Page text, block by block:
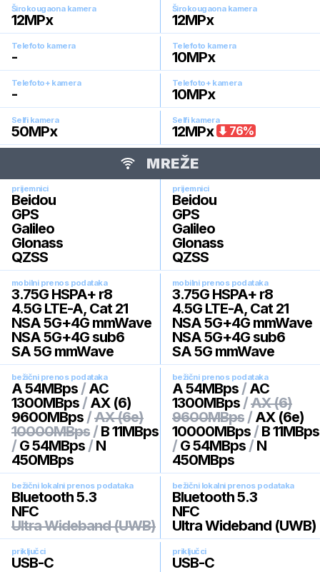
Širokougaona kamera
12MPx
Širokougaona kamera
12MPx
Telefoto kamera
-
Telefoto kamera
10MPx
Telefoto+ kamera
-
Telefoto+ kamera
10MPx
Selfi kamera
50MPx
Selfi kamera
12MPx 76%
MREŽE
prijemnici
Beidou
GPS
Galileo
Glonass
QZSS
prijemnici
Beidou
GPS
Galileo
Glonass
QZSS
mobilni prenos podataka
3.75G HSPA+ r8
4.5G LTE-A, Cat 21
NSA 5G+4G mmWave
NSA 5G+4G sub6
SA 5G mmWave
mobilni prenos podataka
3.75G HSPA+ r8
4.5G LTE-A, Cat 21
NSA 5G+4G mmWave
NSA 5G+4G sub6
SA 5G mmWave
bežični prenos podataka
A 54MBps / AC
1300MBps / AX (6)
9600MBps /AX (6e)
10000MBps / B 11MBps
/ G 54MBps / N
450MBps
bežični prenos podataka
A 54MBps / AC
1300MBps /AX (6)
9600MBps / AX (6e)
10000MBps / B 11MBps
/ G 54MBps / N
450MBps
bežični lokalni prenos podataka
Bluetooth 5.3
NFC
Ultra Wideband (UWB)
bežični lokalni prenos podataka
Bluetooth 5.3
NFC
Ultra Wideband (UWB)
priključci
USB-C
priključci
USB-C